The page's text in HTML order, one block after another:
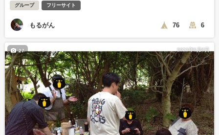
グループ フリーサイト
もるがん 76 6
2023年6月8日
27